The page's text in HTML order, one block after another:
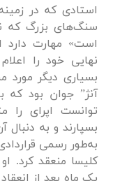
استادی که در
سنگ‌های بزرگ که
است» مهارت دارد
نهایی خود را
بسیاری دیگر مورد
توانست اپرای را
به‌طور رسمی